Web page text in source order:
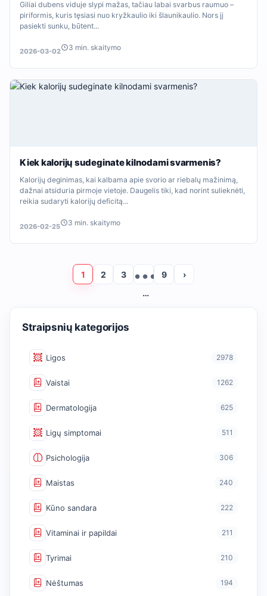
Giliai dubens viduje slypi mažas, tačiau labai svarbus raumuo –
piriformis, kuris tęsiasi nuo kryžkaulio iki šlaunikaulio. Nors jį
pasiekti sunku, būtent...
2026-03-02 3 min. skaitymo
Kiek kalorijų sudeginate kilnodami svarmenis?
Kalorijų deginimas, kai kalbama apie svorio ar riebalų mažinimą,
dažnai atsiduria pirmoje vietoje. Daugelis tiki, kad norint sulieknėti,
reikia sudaryti kalorijų deficitą...
2026-02-25 3 min. skaitymo
1 2
3
…
9 ›
Straipsnių kategorijos
Ligos 2978
Vaistai 1262
Dermatologija 625
Ligų simptomai 511
Psichologija 306
Maistas 240
Kūno sandara 222
Vitaminai ir papildai 211
Tyrimai 210
Nėštumas 194